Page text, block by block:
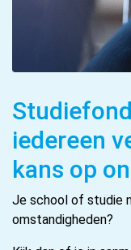
iedereen
kans op
Je school of studie
omstandigheden?